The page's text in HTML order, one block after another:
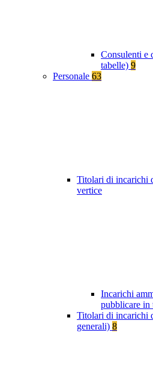
Consulenti e
tabelle) 9
Personale 63
Titolari di incarichi
vertice
Incarichi
pubblicare in
Titolari di incarichi
generali) 8